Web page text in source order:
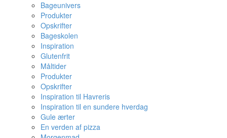
Bageunivers
Produkter
Opskrifter
Bageskolen
Inspiration
Glutenfrit
Måltider
Produkter
Opskrifter
Inspiration til Havreris
Inspiration til en sundere hverdag
Gule ærter
En verden af pizza